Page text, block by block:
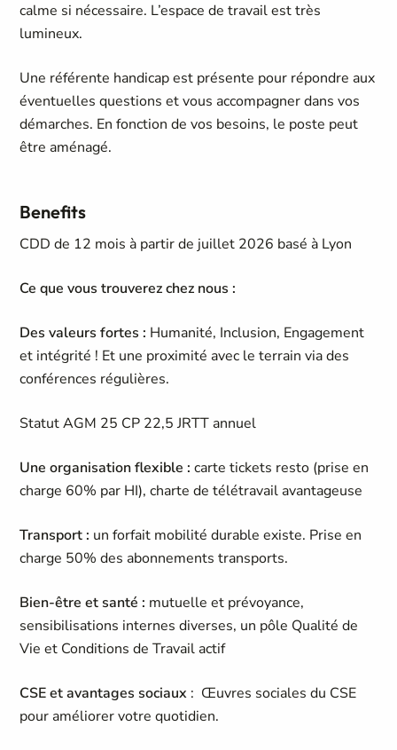
calme si nécessaire. L’espace de travail est très
lumineux.
Une référente handicap est présente pour répondre aux
éventuelles questions et vous accompagner dans vos
démarches. En fonction de vos besoins, le poste peut
être aménagé.
Benefits
CDD de 12 mois à partir de juillet 2026 basé à Lyon
Ce que vous trouverez chez nous :
Des valeurs fortes : Humanité, Inclusion, Engagement
et intégrité ! Et une proximité avec le terrain via des
conférences régulières.
Statut AGM 25 CP 22,5 JRTT annuel
Une organisation flexible :carte tickets resto (prise en
charge 60% par HI), charte de télétravail avantageuse
Transport : un forfait mobilité durable existe. Prise en
charge 50% des abonnements transports.
Bien-être et santé : mutuelle et prévoyance,
sensibilisations internes diverses, un pôle Qualité de
Vie et Conditions de Travail actif
CSE et avantages sociaux : Œuvres sociales du CSE
pour améliorer votre quotidien.